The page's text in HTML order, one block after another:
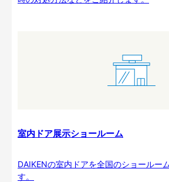
室内ドア展示ショールーム
DAIKENの室内ドアを全国のショールー
す。